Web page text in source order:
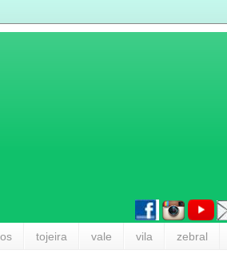
tojeira vale vila zebral